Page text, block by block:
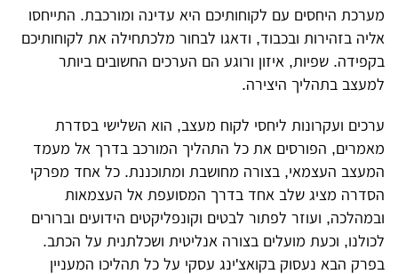
מערכת היחסים עם לקוחותיכם היא עדינה ומורכבת. התייחסו
אליה בזהירות ובכבוד, ודאגו לבחור מלכתחילה את לקוחותיכם
בקפידה. שפיות, איזון ורוגע הם הערכים החשובים ביותר
למעצב בתהליך היצירה.
ערכים ועקרונות ליחסי לקוח מעצב, הוא השלישי בסדרת
מאמרים, הפורסים את כל התהליך המורכב בדרך אל מעמד
המעצב העצמאי, בצורה מחושבת ומתוכננת. כל אחד מפרקי
הסדרה מציג שלב אחד בדרך המסועפת אל העצמאות
ובמהלכה, ועוזר לפתור לבטים וקונפליקטים הידועים וברורים
לכולנו, וכעת מועלים בצורה אנליטית ושכלתנית על הכתב.
בפרק הבא נעסוק בקואצ'ינג עסקי על כל תהליכו המעניין